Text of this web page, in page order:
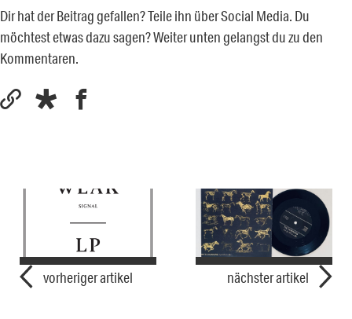
Dir hat der Beitrag gefallen? Teile ihn über Social Media. Du
möchtest etwas dazu sagen? Weiter unten gelangst du zu den
Kommentaren.
vorheriger artikel nächster artikel